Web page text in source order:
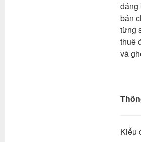
dáng
bán
từng
thuê
và